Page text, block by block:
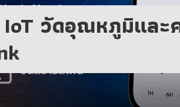
วัดอุณหภูมิและ